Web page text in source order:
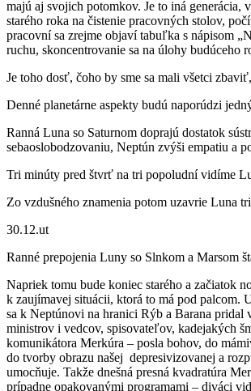
majú aj svojich potomkov. Je to iná generácia,
starého roka na čistenie pracovných stolov,
pracovní sa zrejme objaví tabuľka s nápisom
ruchu, skoncentrovanie sa na úlohy budúceho
Je toho dosť, čoho by sme sa mali všetci
Denné planetárne aspekty budú naporúdzi
Ranná Luna so Saturnom doprajú dostatok
sebaoslobodzovaniu, Neptún zvýši empatiu a
Tri minúty pred štvrť na tri popoludní vidíme
Zo vzdušného znamenia potom uzavrie Luna
30.12.ut
Ranné prepojenia Luny so Slnkom a Marsom
Napriek tomu bude koniec starého a začiatok
k zaujímavej situácii, ktorá to má pod palcom.
sa k Neptúnovi na hranici Rýb a Barana
ministrov i vedcov, spisovateľov, kadejakých
komunikátora Merkúra – posla bohov, do
do tvorby obrazu našej depresivizovanej a
umocňuje. Takže dnešná presná kvadratúra
prípadne opakovanými programami – diváci